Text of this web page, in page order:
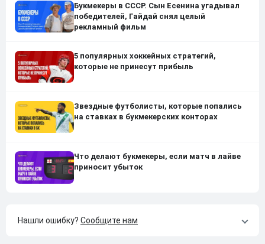
Букмекеры в СССР. Сын Есенина угадывал
победителей, Гайдай снял целый
рекламный фильм
5 популярных хоккейных стратегий,
которые не принесут прибыль
Звездные футболисты, которые попались
на ставках в букмекерских конторах
Что делают букмекеры, если матч в лайве
приносит убыток
Нашли ошибку? Сообщите нам